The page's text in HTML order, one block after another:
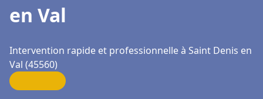
en Val
Intervention rapide et professionnelle à Saint Denis en
Val (45560)